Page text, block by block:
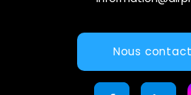
Nous